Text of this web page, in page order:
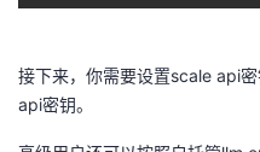
接下来，你需要设置scale api
api密钥。